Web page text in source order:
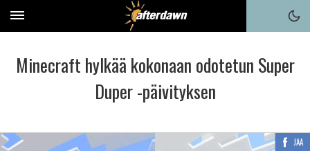
Minecraft hylkää kokonaan odotetun Super
Duper -päivityksen
JAA